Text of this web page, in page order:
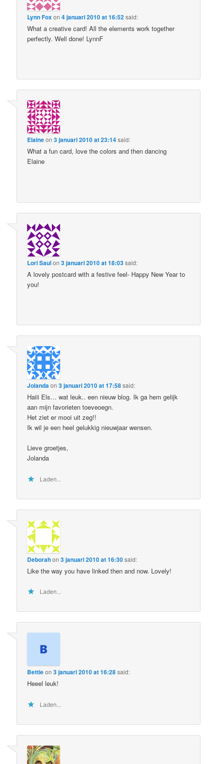
Lynn Foxon4 januari 2010 at 16:52said:
What a creative card! All the elements work together
perfectly. Well done! LynnF
Elaineon3 januari 2010 at 23:14said:
What a fun card, love the colors and then dancing
Elaine
Lori Saulon3 januari 2010 at 18:03said:
A lovely postcard with a festive feel- Happy New Year to
you!
Jolandaon3 januari 2010 at 17:58said:
Haiii Els… wat leuk.. een nieuw blog. Ik ga hem gelijk
aan mijn favorieten toeveoegn.
Het ziet er mooi uit zeg!!
Ik wil je een heel gelukkig nieuwjaar wensen.
Lieve groetjes,
Jolanda
Laden...
Deborahon3 januari 2010 at 16:30said:
Like the way you have linked then and now. Lovely!
Laden...
Bettieon3 januari 2010 at 16:28said:
Heeel leuk!
Laden...